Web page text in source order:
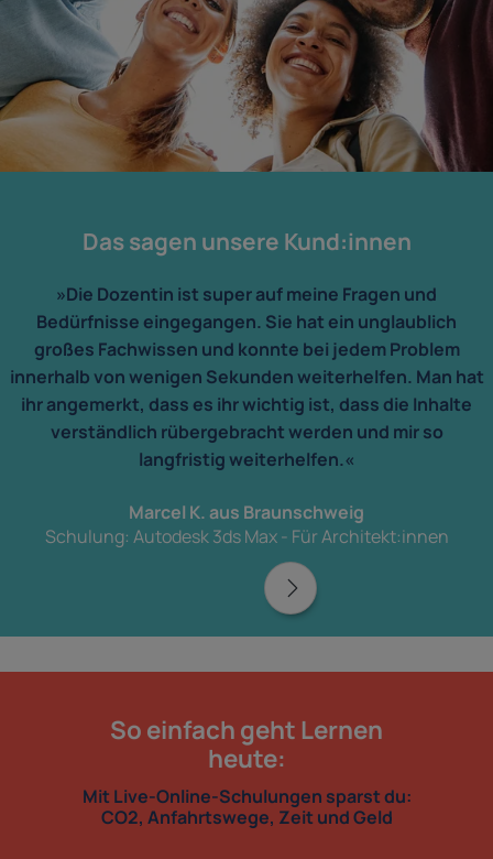
Das sagen unsere Kund:innen
»Die Dozentin ist super auf meine Fragen und
Bedürfnisse eingegangen. Sie hat ein unglaublich
großes Fachwissen und konnte bei jedem Problem
innerhalb von wenigen Sekunden weiterhelfen. Man hat
ihr angemerkt, dass es ihr wichtig ist, dass die Inhalte
verständlich rübergebracht werden und mir so
langfristig weiterhelfen.«
Marcel K. aus Braunschweig
Schulung: Autodesk 3ds Max - Für Architekt:innen
So einfach geht Lernen
heute:
Mit Live-Online-Schulungen sparst du:
CO2, Anfahrtswege, Zeit und Geld